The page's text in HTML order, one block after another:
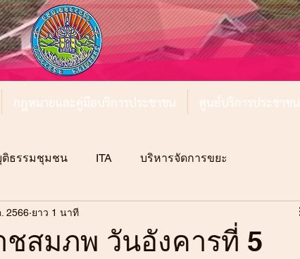
กฎหมายและคู่มือบริการประชาชน ศูนย์บริการประชาชน
ติธรรมชุมชน ITA บริหารจัดการขยะ
สมภพ วันอังคารที่ 5
2566 ยาว 1 นาที